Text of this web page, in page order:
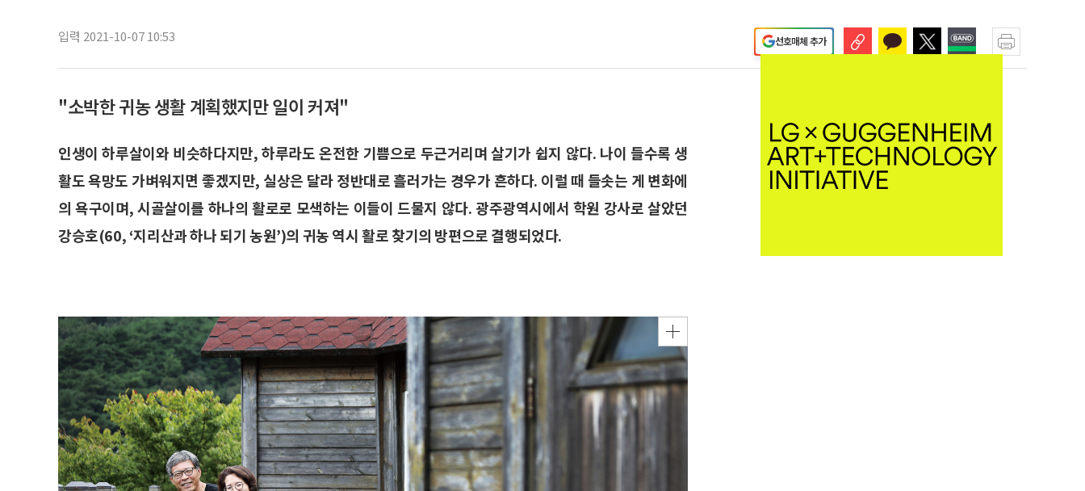
입력 2021-10-07 10:53 선호매체 추가
"소박한 귀농 생활 계획했지만 일이 커져"
인생이 하루살이와 비슷하다지만, 하루라도 온전한 기쁨으로 두근거리며 살기가 쉽지 않다. 나이 들수록 생
활도 욕망도 가벼워지면 좋겠지만, 실상은 달라 정반대로 흘러가는 경우가 흔하다. 이럴 때 들솟는 게 변화에
의 욕구이며, 시골살이를 하나의 활로로 모색하는 이들이 드물지 않다. 광주광역시에서 학원 강사로 살았던
강승호(60, ‘지리산과 하나 되기 농원’)의 귀농 역시 활로 찾기의 방편으로 결행되었다.